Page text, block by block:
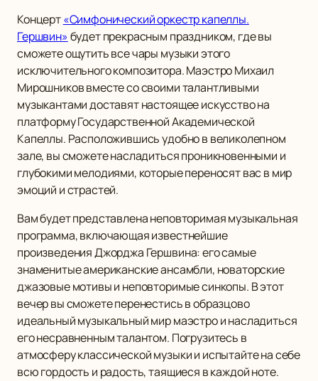
Концерт«Симфонический оркестр капеллы.
Гершвин»будет прекрасным праздником, где вы
сможете ощутить все чары музыки этого
исключительного композитора. Маэстро Михаил
Мирошников вместе со своими талантливыми
музыкантами доставят настоящее искусство на
платформу Государственной Академической
Капеллы. Расположившись удобно в великолепном
зале, вы сможете насладиться проникновенными и
глубокими мелодиями, которые переносят вас в мир
эмоций и страстей.
Вам будет представлена неповторимая музыкальная
программа, включающая известнейшие
произведения Джорджа Гершвина: его самые
знаменитые американские ансамбли, новаторские
джазовые мотивы и неповторимые синкопы. В этот
вечер вы сможете перенестись в образцово
идеальный музыкальный мир маэстро и насладиться
его несравненным талантом. Погрузитесь в
атмосферу классической музыки и испытайте на себе
всю гордость и радость, таящиеся в каждой ноте.